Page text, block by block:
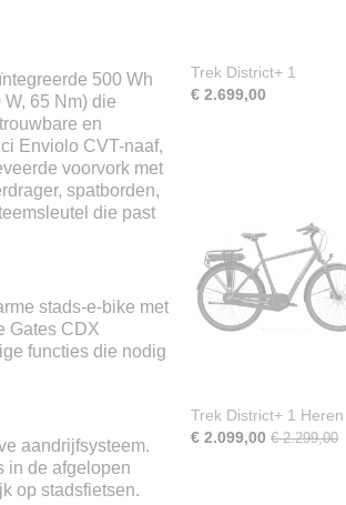
Line
500 Wh
65 Nm) die
en
Enviolo CVT-naaf,
voorvork met
spatborden,
die past
stads-e-bike met
Gates CDX
functies die nodig
aandrijfsysteem.
in de afgelopen
op stadsfietsen.
Trek District+ 1
€ 2.699,00
Trek District+ 1 Heren
€ 2.099,00 € 2.299,00